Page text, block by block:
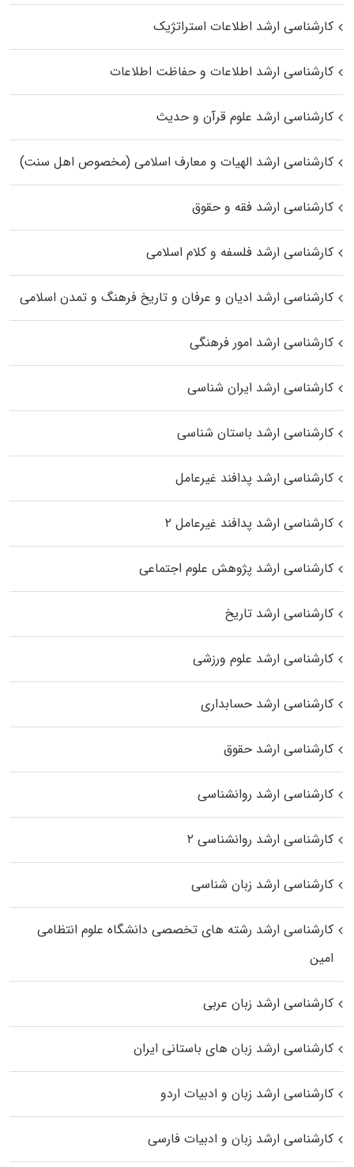
کارشناسی ارشد اطلاعات استراتژیک
کارشناسی ارشد اطلاعات و حفاظت اطلاعات
کارشناسی ارشد علوم قرآن و حدیث
کارشناسی ارشد الهیات و معارف اسلامی (مخصوص اهل سنت)
کارشناسی ارشد فقه و حقوق
کارشناسی ارشد فلسفه و کلام اسلامی
کارشناسی ارشد ادیان و عرفان و تاریخ فرهنگ و تمدن اسلامی
کارشناسی ارشد امور فرهنگی
کارشناسی ارشد ایران شناسی
کارشناسی ارشد باستان شناسی
کارشناسی ارشد پدافند غیرعامل
کارشناسی ارشد پدافند غیرعامل ۲
کارشناسی ارشد پژوهش علوم اجتماعی
کارشناسی ارشد تاریخ
کارشناسی ارشد علوم ورزشی
کارشناسی ارشد حسابداری
کارشناسی ارشد حقوق
کارشناسی ارشد روانشناسی
کارشناسی ارشد روانشناسی ۲
کارشناسی ارشد زبان شناسی
کارشناسی ارشد رﺷﺘﻪ ﻫﺎی تخصصی داﻧﺸﮕﺎه ﻋﻠﻮم انتظامی
اﻣﻴﻦ
کارشناسی ارشد زبان عربی
کارشناسی ارشد زبان‌ های باستانی ایران
کارشناسی ارشد زبان و ادبیات اردو
کارشناسی ارشد زبان و ادبیات فارسی